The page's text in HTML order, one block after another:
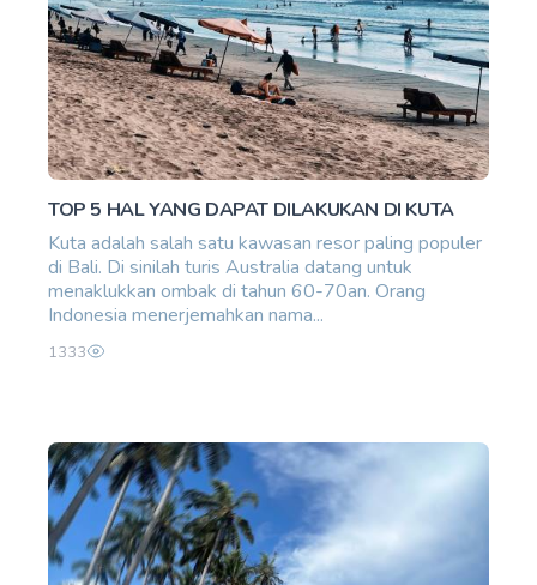
TOP 5 HAL YANG DAPAT DILAKUKAN DI KUTA
Kuta adalah salah satu kawasan resor paling populer
di Bali. Di sinilah turis Australia datang untuk
menaklukkan ombak di tahun 60-70an. Orang
Indonesia menerjemahkan nama...
1333